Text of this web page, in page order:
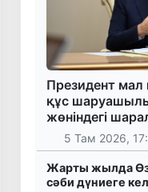
Президент
құс
жөніндегі
5 Там 2026,
Жарты жылда
сәби дүниеге